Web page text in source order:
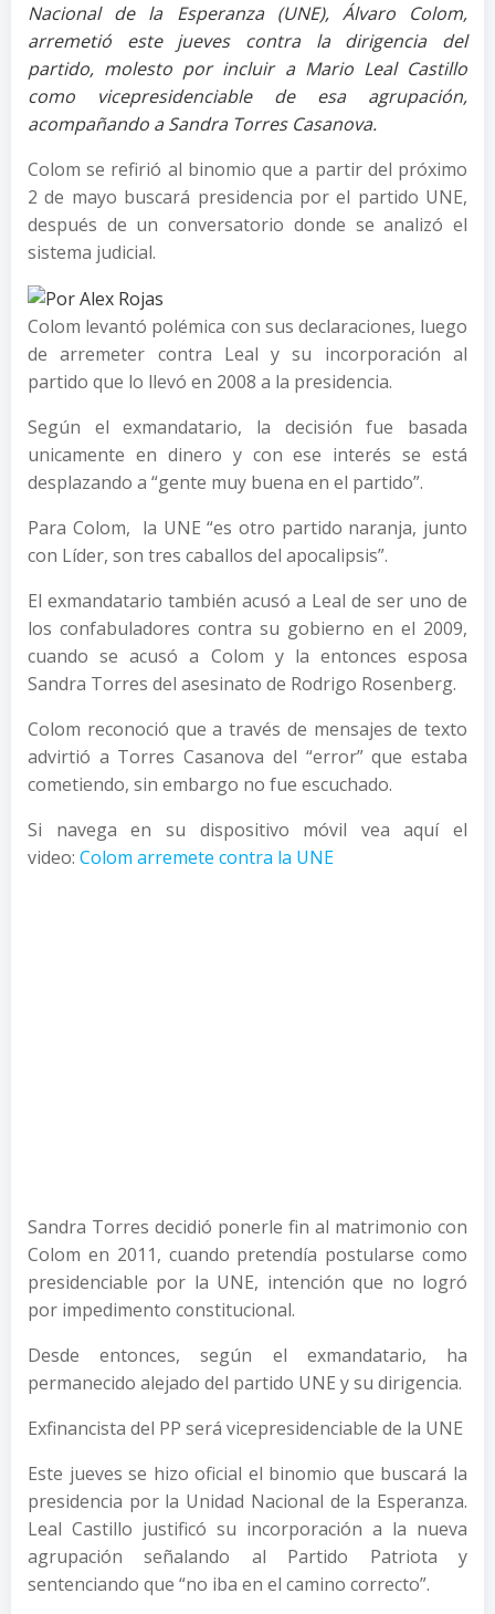
Nacional de la Esperanza (UNE), Álvaro Colom,
arremetió este jueves contra la dirigencia del
partido, molesto por incluir a Mario Leal Castillo
como vicepresidenciable de esa agrupación,
acompañando a Sandra Torres Casanova.
Colom se refirió al binomio que a partir del próximo
2 de mayo buscará presidencia por el partido UNE,
después de un conversatorio donde se analizó el
sistema judicial.
Colom levantó polémica con sus declaraciones, luego
de arremeter contra Leal y su incorporación al
partido que lo llevó en 2008 a la presidencia.
Según el exmandatario, la decisión fue basada
unicamente en dinero y con ese interés se está
desplazando a “gente muy buena en el partido”.
Para Colom, la UNE “es otro partido naranja, junto
con Líder, son tres caballos del apocalipsis”.
El exmandatario también acusó a Leal de ser uno de
los confabuladores contra su gobierno en el 2009,
cuando se acusó a Colom y la entonces esposa
Sandra Torres del asesinato de Rodrigo Rosenberg.
Colom reconoció que a través de mensajes de texto
advirtió a Torres Casanova del “error” que estaba
cometiendo, sin embargo no fue escuchado.
Si navega en su dispositivo móvil vea aquí el
video: Colom arremete contra la UNE
Sandra Torres decidió ponerle fin al matrimonio con
Colom en 2011, cuando pretendía postularse como
presidenciable por la UNE, intención que no logró
por impedimento constitucional.
Desde entonces, según el exmandatario, ha
permanecido alejado del partido UNE y su dirigencia.
Exfinancista del PP será vicepresidenciable de la UNE
Este jueves se hizo oficial el binomio que buscará la
presidencia por la Unidad Nacional de la Esperanza.
Leal Castillo justificó su incorporación a la nueva
agrupación señalando al Partido Patriota y
sentenciando que “no iba en el camino correcto”.